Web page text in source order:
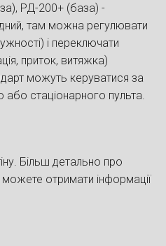
РД-200+ (база) -
там можна регулювати
і переключати
приток, витяжка)
можуть керуватися за
стаціонарного пульта.
Більш детально про
отримати інформації